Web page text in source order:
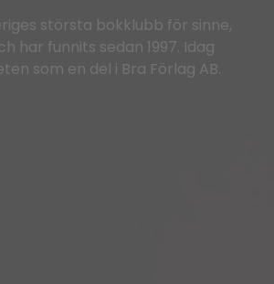
största bokklubb för sinne,
har funnits sedan 1997. Idag
som en del i Bra Förlag AB.